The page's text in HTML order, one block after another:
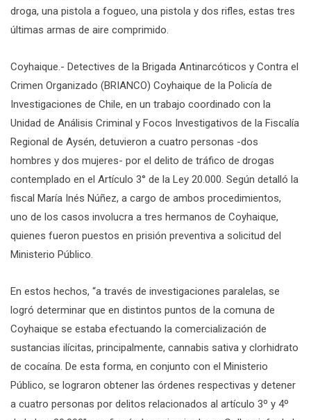
droga, una pistola a fogueo, una pistola y dos rifles, estas tres
últimas armas de aire comprimido.
Coyhaique.- Detectives de la Brigada Antinarcóticos y Contra el
Crimen Organizado (BRIANCO) Coyhaique de la Policía de
Investigaciones de Chile, en un trabajo coordinado con la
Unidad de Análisis Criminal y Focos Investigativos de la Fiscalía
Regional de Aysén, detuvieron a cuatro personas -dos
hombres y dos mujeres- por el delito de tráfico de drogas
contemplado en el Artículo 3° de la Ley 20.000. Según detalló la
fiscal María Inés Núñez, a cargo de ambos procedimientos,
uno de los casos involucra a tres hermanos de Coyhaique,
quienes fueron puestos en prisión preventiva a solicitud del
Ministerio Público.
En estos hechos, “a través de investigaciones paralelas, se
logró determinar que en distintos puntos de la comuna de
Coyhaique se estaba efectuando la comercialización de
sustancias ilícitas, principalmente, cannabis sativa y clorhidrato
de cocaína. De esta forma, en conjunto con el Ministerio
Público, se lograron obtener las órdenes respectivas y detener
a cuatro personas por delitos relacionados al artículo 3º y 4º